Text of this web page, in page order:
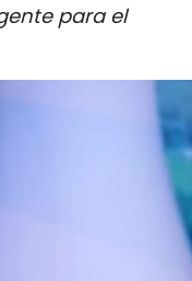
para el